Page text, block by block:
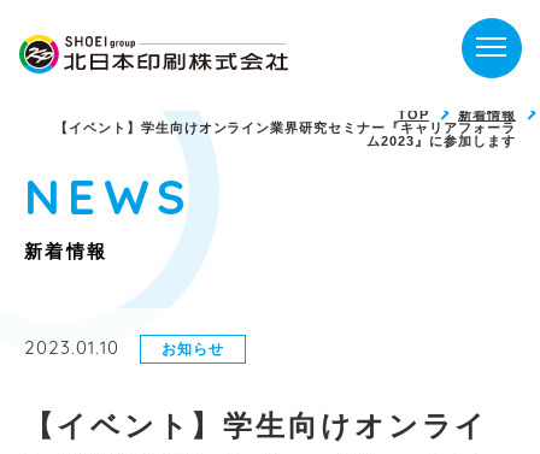
TOP
新着情報
【イベント】学生向けオンライン業界研究セミナー『キャリアフォーラ
ム2023』に参加します
NEWS
新着情報
2023.01.10 お知らせ
【イベント】学生向けオンライ